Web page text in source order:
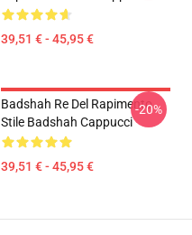
39,51 € - 45,95 €
Badshah Re Del Rapimento
Stile Badshah Cappucci
39,51 € - 45,95 €
-20%